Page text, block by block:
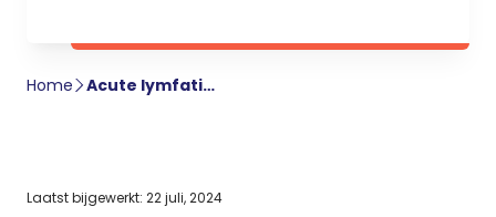
Home Acute lymfatische leukemie
Laatst bijgewerkt: 22 juli, 2024